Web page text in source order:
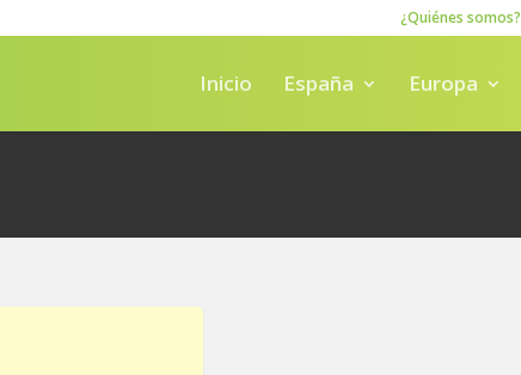
¿Quiénes somos?
Inicio España Europa